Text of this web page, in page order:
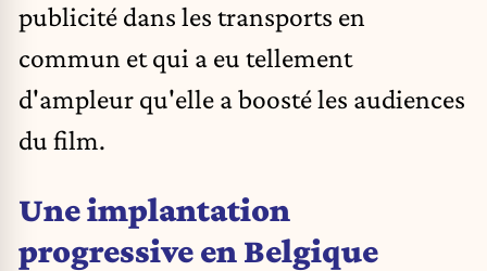
publicité dans les transports en
commun et qui a eu tellement
d'ampleur qu'elle a boosté les audiences
du film.
Une implantation
progressive en Belgique